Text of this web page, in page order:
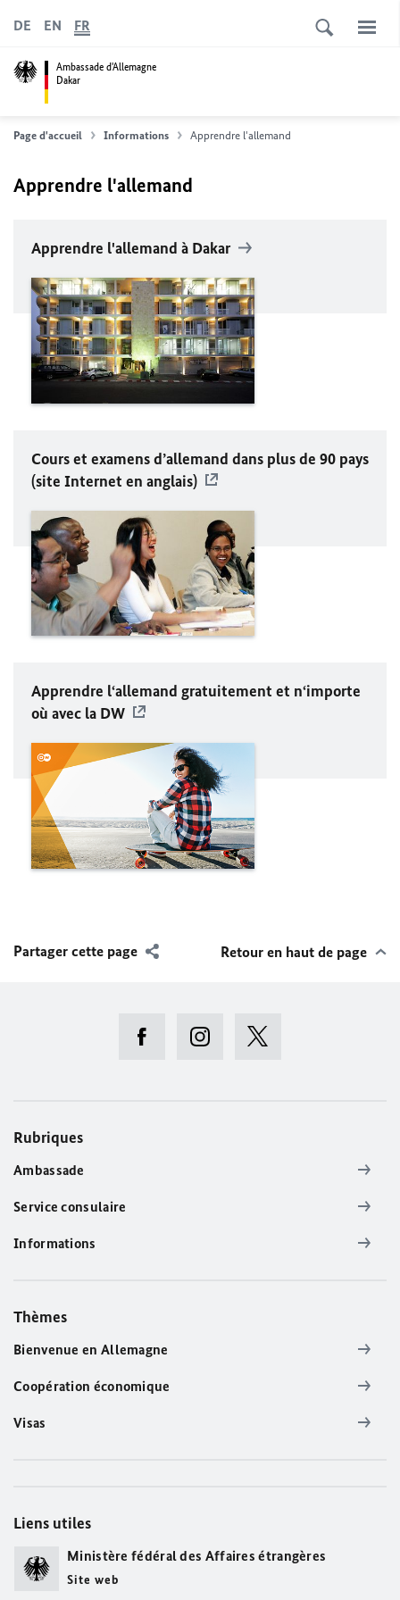
Ambassade d'Allemagne
Dakar
DE EN FR
Page d'accueil Informations Apprendre l'allemand
Apprendre l'allemand
Apprendre l'allemand à Dakar
Cours et examens d’allemand dans plus de 90 pays
(site Internet en anglais)
Apprendre l‘allemand gratuitement et n‘importe
où avec la DW
Partager cette page Retour en haut de page
Rubriques
Ambassade
Service consulaire
Informations
Thèmes
Bienvenue en Allemagne
Coopération économique
Visas
Liens utiles
Ministère fédéral des Affaires étrangères
Site web